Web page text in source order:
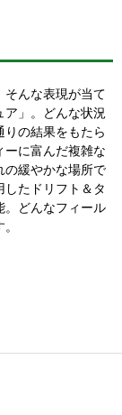
そんな表現が当て
」。どんな状況
の結果をもたら
ーに富んだ複雑な
の緩やかな場所で
たドリフト＆タ
。どんなフィール